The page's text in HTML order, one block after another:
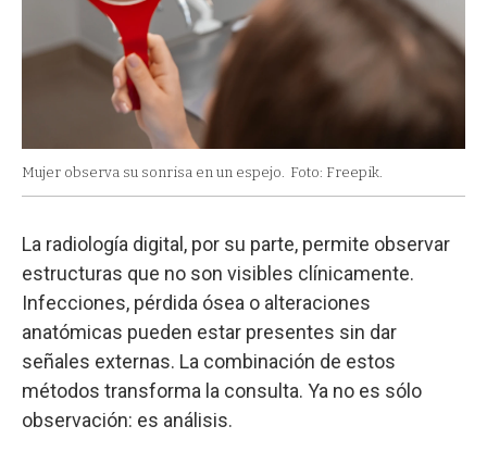
Mujer observa su sonrisa en un espejo. Foto: Freepik.
La radiología digital, por su parte, permite observar
estructuras que no son visibles clínicamente.
Infecciones, pérdida ósea o alteraciones
anatómicas pueden estar presentes sin dar
señales externas. La combinación de estos
métodos transforma la consulta. Ya no es sólo
observación: es análisis.